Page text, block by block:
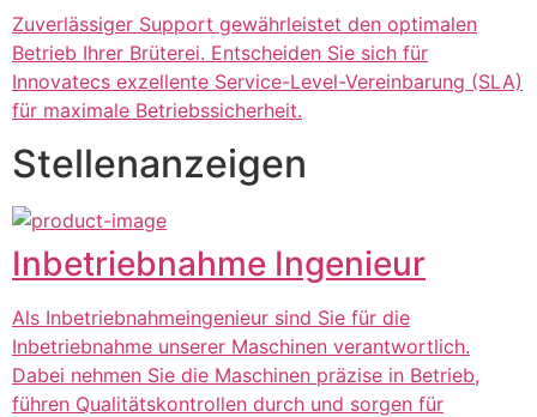
Zuverlässiger Support gewährleistet den optimalen
Betrieb Ihrer Brüterei. Entscheiden Sie sich für
Innovatecs exzellente Service-Level-Vereinbarung (SLA)
für maximale Betriebssicherheit.
Stellenanzeigen
Inbetriebnahme Ingenieur
Als Inbetriebnahmeingenieur sind Sie für die
Inbetriebnahme unserer Maschinen verantwortlich.
Dabei nehmen Sie die Maschinen präzise in Betrieb,
führen Qualitätskontrollen durch und sorgen für